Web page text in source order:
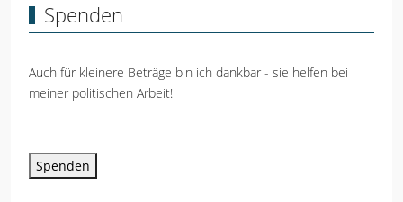
Spenden
Auch für kleinere Beträge bin ich dankbar - sie helfen bei
meiner politischen Arbeit!
Spenden